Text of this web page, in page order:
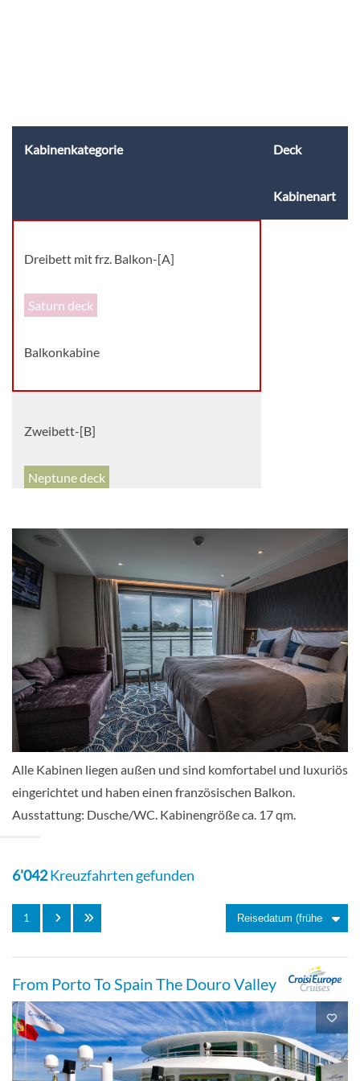
Kabinenkategorie Deck
Kabinenart
Dreibett mit frz. Balkon-[A]
Saturn deck
Balkonkabine
Zweibett-[B]
Neptune deck
Zweibett-[C]
Neptune deck
Aussenkabine
Zweibett mit frz. Balkon-[D]
Saturn deck
Balkonkabine
Oriondeck
Balkonkabine
Alle Kabinen liegen außen und sind komfortabel und luxuriös
eingerichtet und haben einen französischen Balkon.
Ausstattung: Dusche/WC. Kabinengröße ca. 17 qm.
6'042Kreuzfahrten gefunden
1
From Porto To Spain The Douro Valley